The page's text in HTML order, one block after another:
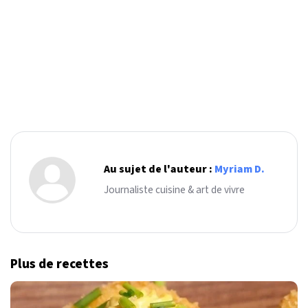
Au sujet de l'auteur : Myriam D.
Journaliste cuisine & art de vivre
Plus de recettes